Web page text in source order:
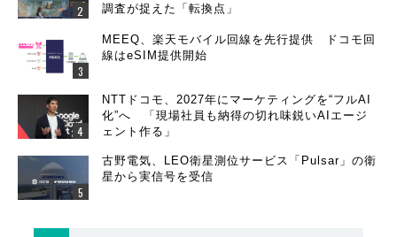
調査が捉えた「転換点」
MEEQ、楽天モバイル回線を先行提供 ドコモ回
線はeSIM提供開始
NTTドコモ、2027年にマーケティングを“フルAI
化”へ 「現場社員も納得の切れ味鋭いAIエージ
ェント作る」
古野電気、LEO衛星測位サービス「Pulsar」の衛
星から実信号を受信